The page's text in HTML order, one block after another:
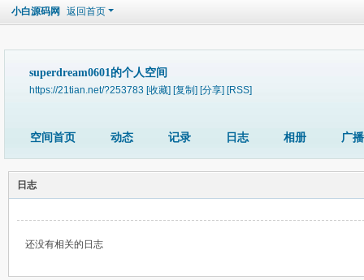
小白源码网 返回首页
superdream0601的个人空间
https://21tian.net/?253783 [收藏] [复制] [分享] [RSS]
空间首页 动态 记录 日志 相册 广播
日志
还没有相关的日志